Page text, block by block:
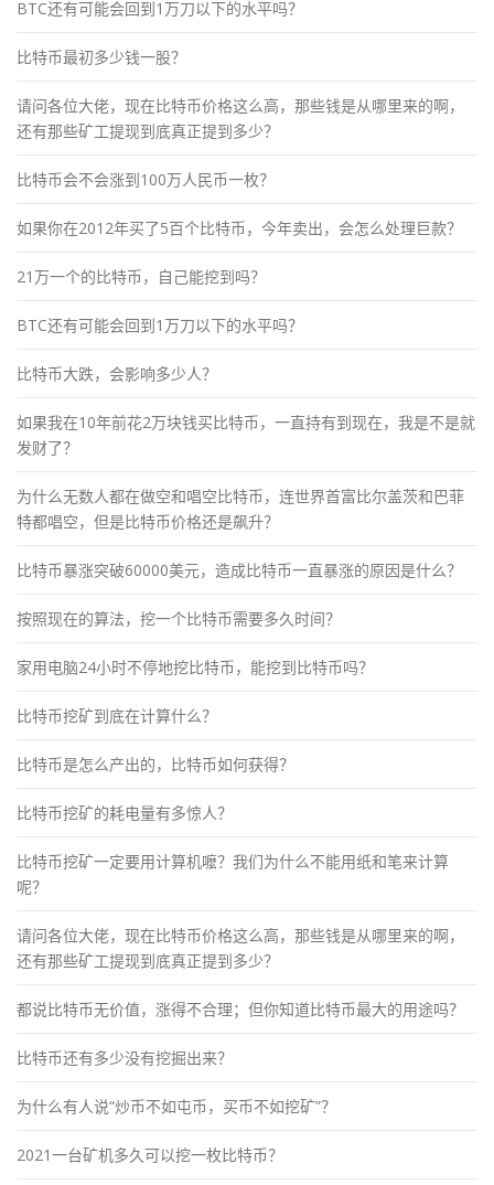
BTC还有可能会回到1万刀以下的水平吗？
比特币最初多少钱一股？
请问各位大佬，现在比特币价格这么高，那些钱是从哪里来的啊，
还有那些矿工提现到底真正提到多少？
比特币会不会涨到100万人民币一枚？
如果你在2012年买了5百个比特币，今年卖出，会怎么处理巨款？
21万一个的比特币，自己能挖到吗？
BTC还有可能会回到1万刀以下的水平吗？
比特币大跌，会影响多少人？
如果我在10年前花2万块钱买比特币，一直持有到现在，我是不是就
发财了？
为什么无数人都在做空和唱空比特币，连世界首富比尔盖茨和巴菲
特都唱空，但是比特币价格还是飙升？
比特币暴涨突破60000美元，造成比特币一直暴涨的原因是什么？
按照现在的算法，挖一个比特币需要多久时间？
家用电脑24小时不停地挖比特币，能挖到比特币吗？
比特币挖矿到底在计算什么？
比特币是怎么产出的，比特币如何获得？
比特币挖矿的耗电量有多惊人？
比特币挖矿一定要用计算机嚒？我们为什么不能用纸和笔来计算
呢？
请问各位大佬，现在比特币价格这么高，那些钱是从哪里来的啊，
还有那些矿工提现到底真正提到多少？
都说比特币无价值，涨得不合理；但你知道比特币最大的用途吗？
比特币还有多少没有挖掘出来？
为什么有人说“炒币不如屯币，买币不如挖矿”？
2021一台矿机多久可以挖一枚比特币？